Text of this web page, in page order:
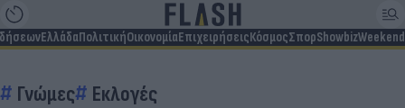
ΕλλάδαΠολιτικήΟικονομίαΕπιχειρήσειςΚόσμοςΣπορShowbizWeekend
Γνώμες Εκλογές